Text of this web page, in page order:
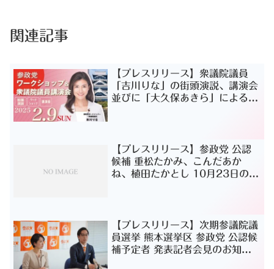
関連記事
【プレスリリース】衆議院議員
「吉川りな」の街頭演説、講演会
並びに「大久保あきら」によるワ
【プレスリリース】参政党 公認
候補 重松たかみ、こんだあか
ね、植⽥たかとし 10⽉23⽇の街
【プレスリリース】次期参議院議
員選挙 熊本選挙区 参政党 公認候
補予定者 発表記者会見のお知ら